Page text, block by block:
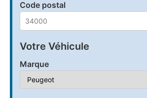
Code postal
Votre Véhicule
Marque